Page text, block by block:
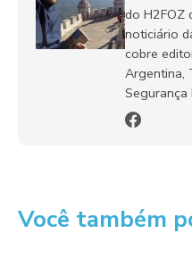
do H2FOZ
noticiário
cobre
Argentina,
Segurança
Você também